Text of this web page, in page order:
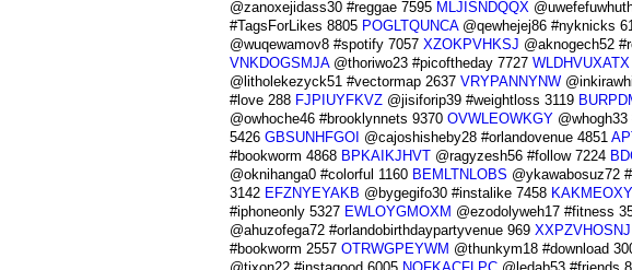
@zanoxejidass30 #reggae 7595 MLJISNDQQX
#TagsForLikes 8805 POGLTQUNCA@qewhejej86 #nyknicks
@wuqewamov8 #spotify 7057 XZOKPVHKSJ @aknogech52
VNKDOGSMJA@thoriwo23 #picoftheday 7727 WLDHVUXATX
@litholekezyck51 #vectormap 2637 VRYPANNYNW
#love 288 FJPIUYFKVZ@jisiforip39 #weightloss 3119
@owhoche46 #brooklynnets 9370 OVWLEOWKGY@whogh33
5426 GBSUNHFGOI @cajoshisheby28 #orlandovenue 4851
#bookworm 4868 BPKAIKJHVT@ragyzesh56 #follow 7224
@oknihanga0 #colorful 1160 BEMLTNLOBS @ykawabosuz72
3142 EFZNYEYAKB @bygegifo30 #instalike 7458
#iphoneonly 5327 EWLOYGMOXM @ezodolyweh17 #fitness
@ahuzofega72 #orlandobirthdaypartyvenue 969 XXPZVHOSNJ
#bookworm 2557 OTRWGPEYWM @thunkym18 #download